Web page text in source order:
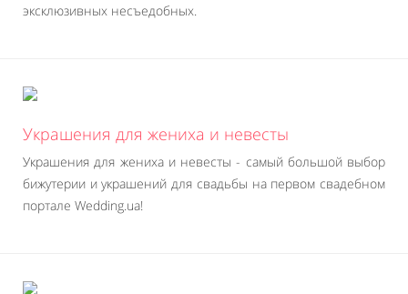
эксклюзивных несъедобных.
Украшения для жениха и невесты
Украшения для жениха и невесты - самый большой выбор
бижутерии и украшений для свадьбы на первом свадебном
портале Wedding.ua!